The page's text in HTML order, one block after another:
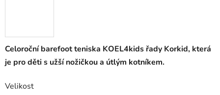
Celoroční barefoot teniska KOEL4kids řady Korkid, která
je pro děti s užší nožičkou a útlým kotníkem.
Velikost